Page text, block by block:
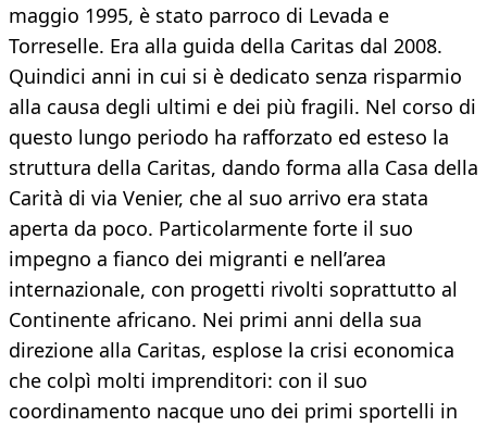
maggio 1995, è stato parroco di Levada e
Torreselle. Era alla guida della Caritas dal 2008.
Quindici anni in cui si è dedicato senza risparmio
alla causa degli ultimi e dei più fragili. Nel corso di
questo lungo periodo ha rafforzato ed esteso la
struttura della Caritas, dando forma alla Casa della
Carità di via Venier, che al suo arrivo era stata
aperta da poco. Particolarmente forte il suo
impegno a fianco dei migranti e nell’area
internazionale, con progetti rivolti soprattutto al
Continente africano. Nei primi anni della sua
direzione alla Caritas, esplose la crisi economica
che colpì molti imprenditori: con il suo
coordinamento nacque uno dei primi sportelli in